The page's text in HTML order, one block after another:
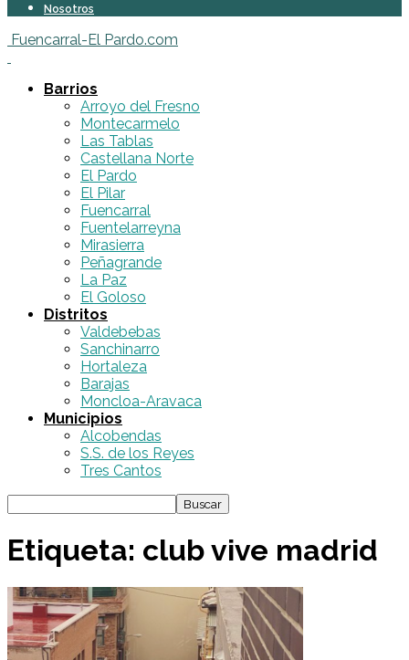
Nosotros
Fuencarral-El Pardo.com
Barrios
Arroyo del Fresno
Montecarmelo
Las Tablas
Castellana Norte
El Pardo
El Pilar
Fuencarral
Fuentelarreyna
Mirasierra
Peñagrande
La Paz
El Goloso
Distritos
Valdebebas
Sanchinarro
Hortaleza
Barajas
Moncloa-Aravaca
Municipios
Alcobendas
S.S. de los Reyes
Tres Cantos
Etiqueta: club vive madrid